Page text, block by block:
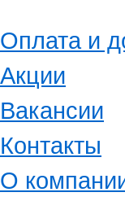
Оплата и
Акции
Вакансии
Контакты
О